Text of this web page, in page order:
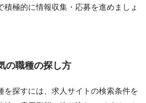
積極的に情報収集・応募を進めましょ
の職種の探し方
を探すには、求人サイトの検索条件を